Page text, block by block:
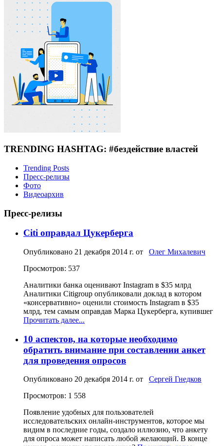
TRENDING HASHTAG: #бездействие властей
Trending Posts
Пресс-релизы
Фото
Видеоархив
Пресс-релизы
Citi оправдал Цукерберга
Опубликовано 21 декабря 2014 г. от Олег Михалевич
Просмотров: 537
Аналитики банка оценивают Instagram в $35 млрд
Аналитики Citigroup опубликовали доклад в котором
«консервативно» оценили стоимость Instagram в $35
млрд, тем самым оправдав Марка Цукерберга, купившег
Прочитать далее...
10 аспектов, на которые необходимо
обратить внимание при составлении анкет
для проведения опросов
Опубликовано 20 декабря 2014 г. от Сергей Гнедков
Просмотров: 1 558
Появление удобных для пользователей
исследовательских онлайн-инструментов, которое мы
видим в последние годы, создало иллюзию, что анкету
для опроса может написать любой желающий. В конце